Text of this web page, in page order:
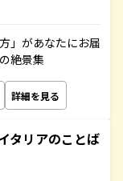
」があなたにお届
絶景集
詳細を見る
タリアのことば